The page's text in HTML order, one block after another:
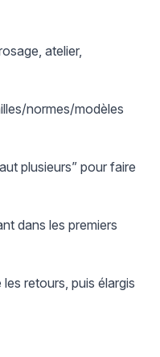
atelier,
normes/modèles
plusieurs” pour faire
dans les premiers
retours, puis élargis